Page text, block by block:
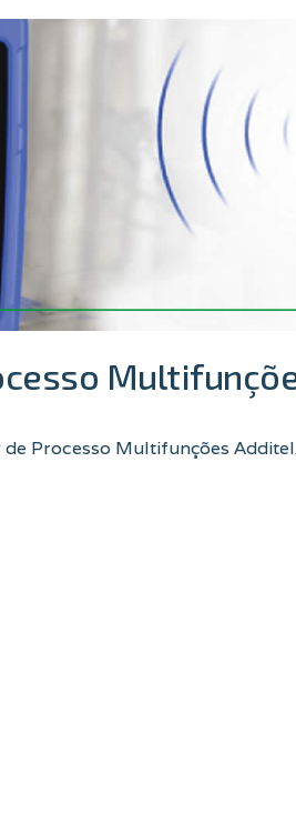
Processo Multifunções Additel